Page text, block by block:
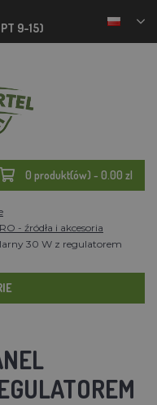
9-15)
0 produkt(ów) - 0.00 zl
- źródła i akcesoria
30 W z regulatorem